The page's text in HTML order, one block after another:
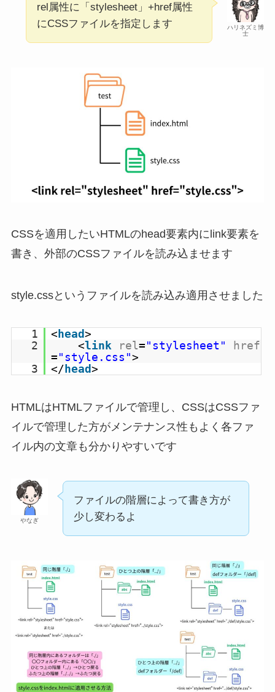
ハリネズミ博
士
rel属性に「stylesheet」+href属性
にCSSファイルを指定します
CSSを適用したいHTMLのhead要素内にlink要素を
書き、外部のCSSファイルを読み込ませます
style.cssというファイルを読み込み適用させました
1 < head>
2
<link rel="stylesheet"
href
="style.css">
3
</ head>
HTMLはHTMLファイルで管理し、CSSはCSSファ
イルで管理した方がメンテナンス性もよく各ファ
イル内の文章も分かりやすいです
やなぎ
ファイルの階層によって書き方が
少し変わるよ